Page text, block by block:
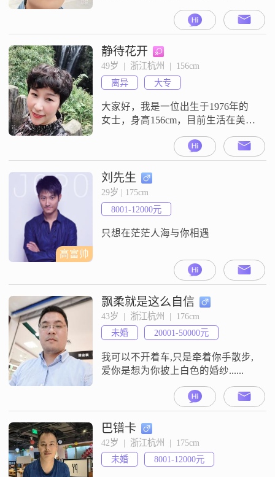
静待花开
49岁  |  浙江杭州  |  156cm
离异
大专
大家好，我是一位出生于1976年的
女士，身高156cm，目前生活在美丽
作，每月收入在5001到8000元之
间，虽然不算特别高，但足够维持
我想要的生活品质。我性格开朗，
总是爱笑，善于理解他人的感受，
也愿意倾听他人的心声。在生活
中，我独立且自信，真诚待人，值
得信赖。我喜欢看电影，尤其是剧
高富帅
刘先生
29岁 | 175cm
8001-12000元
只想在茫茫人海与你相遇
飘柔就是这么自信
43岁  |  浙江杭州  |  176cm
未婚
20001-50000元
我可以不开着车,只是牵着你手散步,
爱你是想为你披上白色的婚纱......
巴镨卡
42岁  |  浙江杭州  |  175cm
未婚
8001-12000元